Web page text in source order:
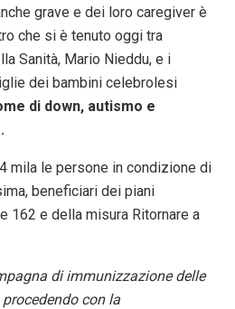
grave e dei loro caregiver è
che si è tenuto oggi tra
Sanità, Mario Nieddu, e i
dei bambini celebrolesi
di down, autismo e
mila le persone in condizione di
beneficiari dei piani
162 e della misura Ritornare a
di immunizzazione delle
con la